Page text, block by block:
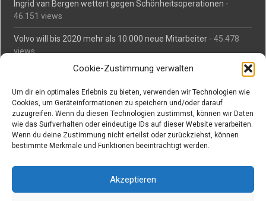
Cookie-Zustimmung verwalten
Um dir ein optimales Erlebnis zu bieten, verwenden wir Technologien wie
Cookies, um Geräteinformationen zu speichern und/oder darauf
zuzugreifen. Wenn du diesen Technologien zustimmst, können wir Daten
wie das Surfverhalten oder eindeutige IDs auf dieser Website verarbeiten.
Wenn du deine Zustimmung nicht erteilst oder zurückziehst, können
bestimmte Merkmale und Funktionen beeinträchtigt werden.
Akzeptieren
Ingrid van Bergen wettert gegen Schönheitsoperationen -
46.151 views
Volvo will bis 2020 mehr als 10.000 neue Mitarbeiter - 45.478
views
Mäßiges Interesse an Daimlers MBtech- 44.704 views
O-Ton: Wer muss Schaden für abgedriftete Silvesterraketen
zahlen? - 42.362 views
Kollegengespräch: Urteile zum Grillen- 42.052 views
Suchen bei Vorabs